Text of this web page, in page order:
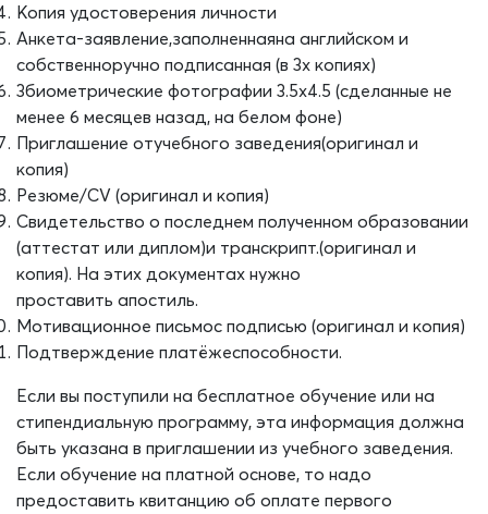
Копия удостоверения личности
Анкета-заявление,заполненнаяна английском и
собственноручно подписанная (в 3х копиях)
3биометрические фотографии 3.5х4.5 (сделанные не
менее 6 месяцев назад, на белом фоне)
Приглашение отучебного заведения(оригинал и
копия)
Резюме/CV (оригинал и копия)
Свидетельство о последнем полученном образовании
(аттестат или диплом)и транскрипт.(оригинал и
копия). На этих документах нужно
проставить апостиль.
Мотивационное письмос подписью (оригинал и копия)
Подтверждение платёжеспособности.
Если вы поступили на бесплатное обучение или на
стипендиальную программу, эта информация должна
быть указана в приглашении из учебного заведения.
Если обучение на платной основе, то надо
предоставить квитанцию об оплате первого